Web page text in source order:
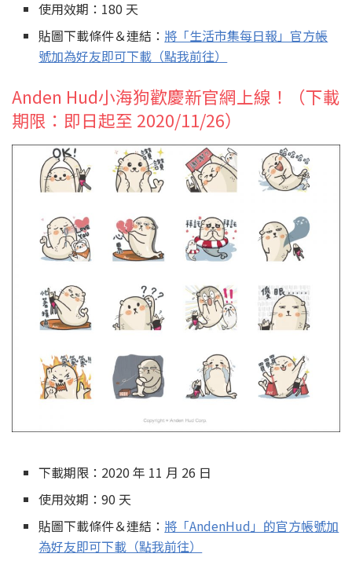
使用效期：180 天
貼圖下載條件＆連結： 將「生活市集每日報」官方帳
號加為好友即可下載（點我前往）
Anden Hud小海狗歡慶新官網上線！（下載
期限：即日起至 2020/11/26）
下載期限：2020 年 11 月 26 日
使用效期：90 天
貼圖下載條件＆連結： 將「AndenHud」的官方帳號加
為好友即可下載（點我前往）